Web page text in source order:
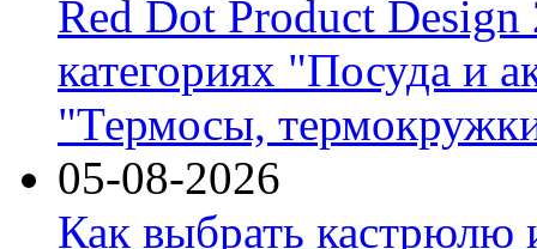
Red Dot Product Design
категориях "Посуда и
"Термосы,
05-08-2026
Как выбрать кастрюлю